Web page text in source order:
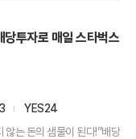
당투자로 매일 스타벅스
YES24
않는 돈의 샘물이 된다!”배당